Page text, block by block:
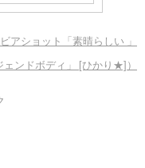
アショット「素晴らしい 」
ェンドボディ」 [ひかり★]）